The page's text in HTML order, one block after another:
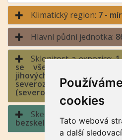
cookies
Tato webová
a další
Klimatický region: 7 -
Hlavní půdní jednotka:
Sklonitost a expozice:
se všesměrnou
jihovýchod), východ a
severozápad, jihovýchod
(severozápad až
Skeletovitost a
bezskeletovitá, s příměsí /